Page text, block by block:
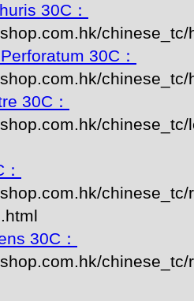
30C：
30C：
30C：
chinese_tc/
30C：